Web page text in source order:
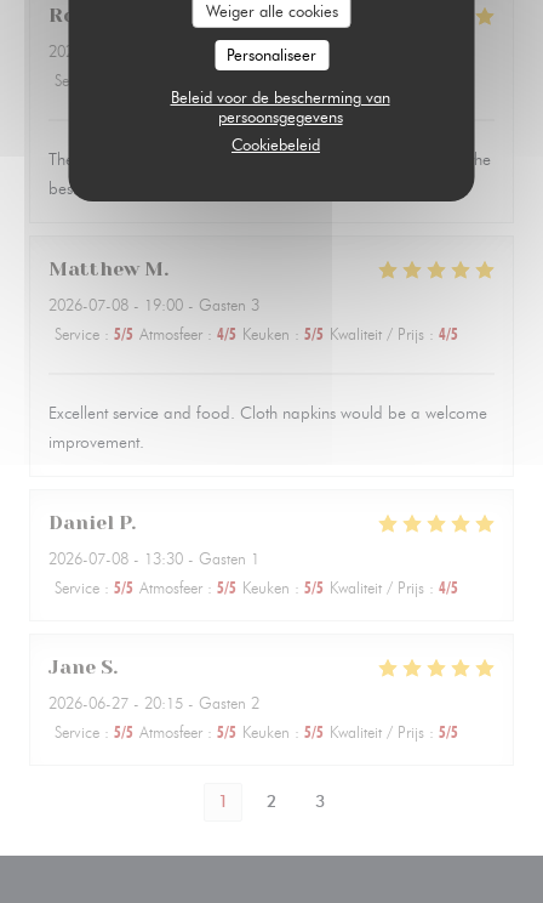
Weiger alle cookies
Personaliseer
Beleid voor de bescherming van
persoonsgegevens
Cookiebeleid
Robert
2026-07-15
- 20:15 - Gasten 5
Service
The staff and food were very pleasant. The duck breast was the
best plate by far.
Matthew M
2026-07-08 - 19:00 - Gasten 3
Service : 5/5 Atmosfeer : 4/5 Keuken : 5/5 Kwaliteit / Prijs : 4/5
Excellent service and food. Cloth napkins would be a welcome
improvement.
Daniel P
2026-07-08 - 13:30 - Gasten 1
Service : 5/5 Atmosfeer : 5/5 Keuken : 5/5 Kwaliteit / Prijs : 4/5
Jane S
2026-06-27 - 20:15 - Gasten 2
Service : 5/5 Atmosfeer : 5/5 Keuken : 5/5 Kwaliteit / Prijs : 5/5
1 2 3